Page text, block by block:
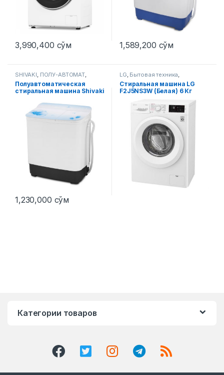
3,990,400 сўм 1,589,200 сўм
SHIVAKI, ПОЛУ-АВТОМАТ,
Стиральные машины
Полуавтоматическая
стиральная машина Shivaki
1,230,000 сўм
LG, Бытовая техника,
Стиральные машины
Стиральная машина LG
F2J5NS3W (Белая) 6 Кг
Категории товаров